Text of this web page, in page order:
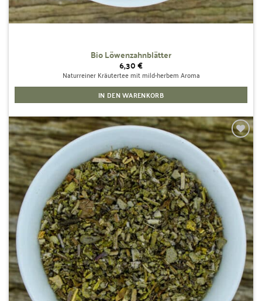
Bio Löwenzahnblätter
6,30€
Naturreiner Kräutertee mit mild-herbem Aroma
IN DEN WARENKORB
Zur
Wunschliste
hinzufügen